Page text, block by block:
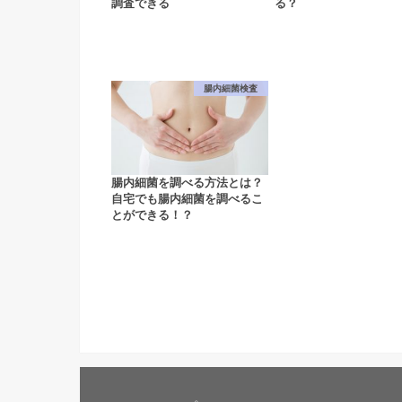
調査できる る？
腸内細菌検査
腸内細菌を調べる方法とは？
自宅でも腸内細菌を調べるこ
とができる！？